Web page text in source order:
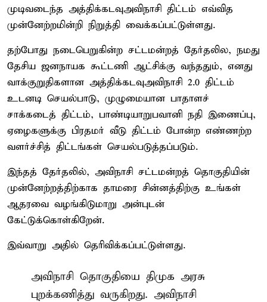
முடிவடைந்த அத்திக்கடவு–அவிநாசி திட்டம் எவ்வித
முன்னேற்றமின்றி நிறுத்தி வைக்கப்பட்டுள்ளது.
தற்போது நடைபெறுகின்ற சட்டமன்றத் தேர்தலில, நமது
தேசிய ஜனநாயக கூட்டணி ஆட்சிக்கு வந்ததும், எனது
வாக்குறுதிகளான அத்திக்கடவு–அவிநாசி 2.0 திட்டம்
உடனடி செயல்பாடு, முழுமையான பாதாளச்
சாக்கடைத் திட்டம், பாண்டியாறு–பவானி நதி இணைப்பு,
ஏழைகளுக்கு பிரதமர் வீடு திட்டம் போன்ற எண்ணற்ற
வளர்ச்சித் திட்டங்கள் செயல்படுத்தப்படும்.
இந்தத் தேர்தலில், அவிநாசி சட்டமன்றத் தொகுதியின்
முன்னேற்றத்திற்காக தாமரை சின்னத்திற்கு உங்கள்
ஆதரவை வழங்கிடுமாறு அன்புடன்
கேட்டுக்கொள்கிறேன்.
இவ்வாறு அதில் தெரிவிக்கப்பட்டுள்ளது.
அவிநாசி தொகுதியை திமுக அரசு
புறக்கணித்து வருகிறது. அவிநாசி